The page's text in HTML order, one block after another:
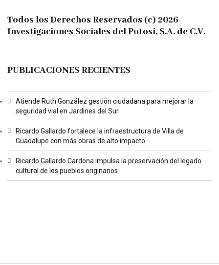
Todos los Derechos Reservados (c) 2026
Investigaciones Sociales del Potosí, S.A. de C.V.
PUBLICACIONES RECIENTES
Atiende Ruth González gestión ciudadana para mejorar la
seguridad vial en Jardines del Sur
Ricardo Gallardo fortalece la infraestructura de Villa de
Guadalupe con más obras de alto impacto
Ricardo Gallardo Cardona impulsa la preservación del legado
cultural de los pueblos originarios